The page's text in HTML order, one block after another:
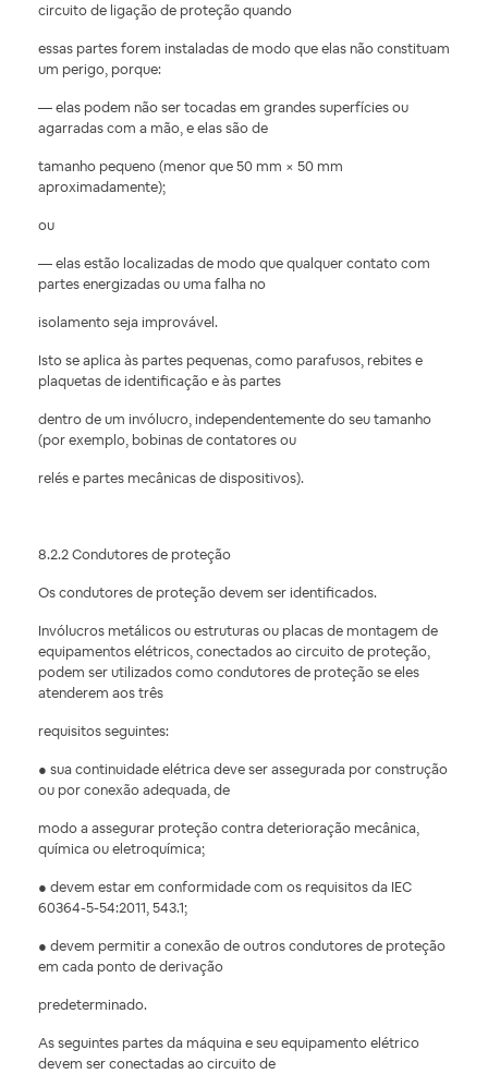
circuito de ligação de proteção quando
essas partes forem instaladas de modo que elas não constituam
um perigo, porque:
— elas podem não ser tocadas em grandes superfícies ou
agarradas com a mão, e elas são de
tamanho pequeno (menor que 50 mm × 50 mm
aproximadamente);
ou
— elas estão localizadas de modo que qualquer contato com
partes energizadas ou uma falha no
isolamento seja improvável.
Isto se aplica às partes pequenas, como parafusos, rebites e
plaquetas de identificação e às partes
dentro de um invólucro, independentemente do seu tamanho
(por exemplo, bobinas de contatores ou
relés e partes mecânicas de dispositivos).
8.2.2 Condutores de proteção
Os condutores de proteção devem ser identificados.
Invólucros metálicos ou estruturas ou placas de montagem de
equipamentos elétricos, conectados ao circuito de proteção,
podem ser utilizados como condutores de proteção se eles
atenderem aos três
requisitos seguintes:
● sua continuidade elétrica deve ser assegurada por construção
ou por conexão adequada, de
modo a assegurar proteção contra deterioração mecânica,
química ou eletroquímica;
● devem estar em conformidade com os requisitos da IEC
60364-5-54:2011, 543.1;
● devem permitir a conexão de outros condutores de proteção
em cada ponto de derivação
predeterminado.
As seguintes partes da máquina e seu equipamento elétrico
devem ser conectadas ao circuito de